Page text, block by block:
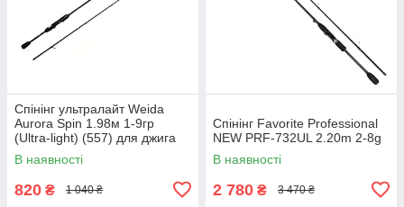
Спінінг ультралайт Weida
Aurora Spin 1.98м 1-9гр
(Ultra-light) (557) для джига
В наявності
820 ₴ 1 040 ₴
Спінінг Favorite Professional
NEW PRF-732UL 2.20m 2-8g
В наявності
2 780 ₴ 3 470 ₴